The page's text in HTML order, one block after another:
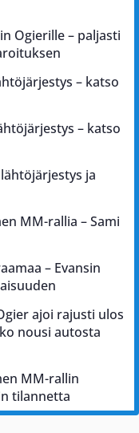
Ogierille – paljasti
– katso
– katso
ja
MM-rallia – Sami
– Evansin
ajoi rajusti ulos
nousi autosta
MM-rallin
tilannetta